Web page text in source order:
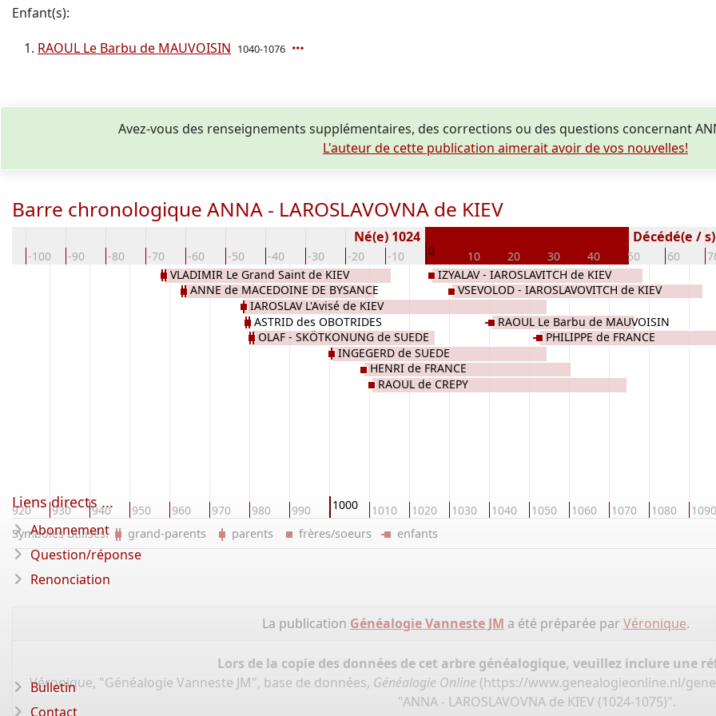
Enfant(s):
RAOUL Le Barbu de MAUVOISIN 1040-1076
Avez-vous des renseignements supplémentaires, des corrections ou des questions concernant
L'auteur de cette publication aimerait avoir de vos nouvelles!
Barre chronologique ANNA - LAROSLAVOVNA de KIEV
-100 -90 -80 -70 -60 -50 -40 -30 -20 -10 0 10 20 30 40 50 60
Né(e) 1024 Décédé(e /
920 930 940 950 960 970 980 990 1000 1010 1020 1030 1040 1050 1060 1070 1080 1090
VLADIMIR Le Grand Saint de KIEV
ANNE de MACEDOINE DE BYSANCE
IAROSLAV L'Avisé de KIEV
ASTRID des OBOTRIDES
OLAF - SKÖTKONUNG de SUEDE
INGEGERD de SUEDE
HENRI de FRANCE
RAOUL de CREPY
IZYALAV - IAROSLAVITCH de KIEV
VSEVOLOD - IAROSLAVOVITCH de KIEV
RAOUL Le Barbu de MAUVOISIN
PHILIPPE de FRANCE
Symboles utilisés: grand-parents parents frères/soeurs enfants
La publication Généalogie Vanneste JM a été préparée par Véronique.
Lors de la copie des données de cet arbre généalogique, veuillez inclure une
Véronique, "Généalogie Vanneste JM", base de données, Généalogie Online (https://www.genealogieonline.nl/
"ANNA - LAROSLAVOVNA de KIEV (1024-1075)".
Liens directs ...
Abonnement
Question/réponse
Renonciation
Bulletin
Contact